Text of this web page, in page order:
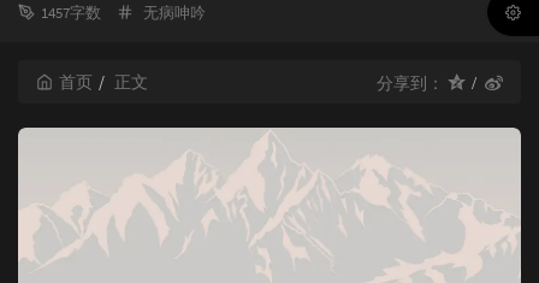
主：
布
1457字数
分
无病呻吟
首页 正文 分享到：